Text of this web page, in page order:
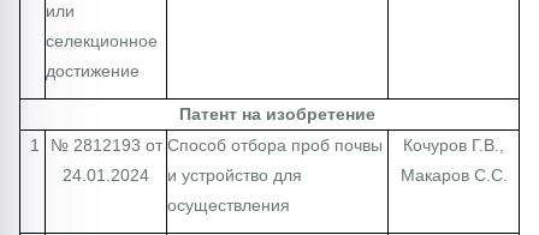
или
селекционное
достижение
Патент на изобретение
1
№ 2812193 от
24.01.2024
Способ отбора проб почвы
и устройство для
осуществления
Кочуров Г.В.,
Макаров С.С.